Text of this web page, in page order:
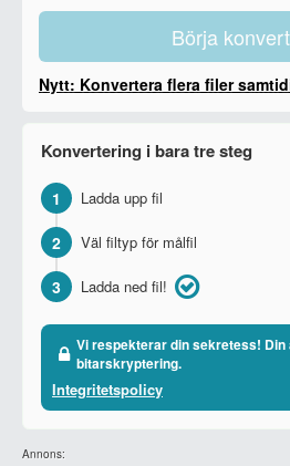
Börja
Nytt: Konvertera flera filer
Konvertering i bara tre steg
1 Ladda upp fil
2 Väl filtyp för målfil
3 Ladda ned fil!
Vi respekterar din sekretess! Din
bitarskryptering.
Integritetspolicy
Annons: